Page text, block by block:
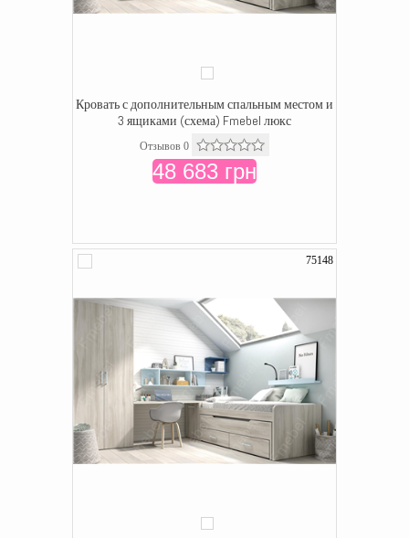
Кровать с дополнительным спальным местом и
3 ящиками (схема) Fmebel люкс
Отзывов 0
48 683 грн
75148